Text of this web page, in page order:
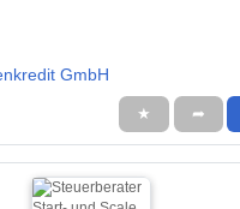
GmbH
★ ➦